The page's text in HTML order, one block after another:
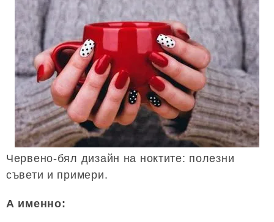
Червено-бял дизайн на ноктите: полезни
съвети и примери.
А именно: